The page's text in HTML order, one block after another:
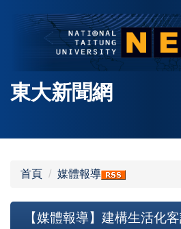
容
東大新聞網
首頁 媒體報導
【媒體報導】建構生活化